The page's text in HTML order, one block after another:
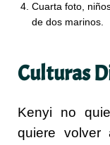
Cuarta foto,
de dos marinos.
Culturas
Kenyi no
quiere